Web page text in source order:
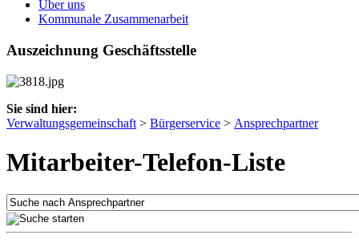
Über uns
Kommunale Zusammenarbeit
Auszeichnung Geschäftsstelle
Sie sind hier:
Verwaltungsgemeinschaft > Bürgerservice > Ansprechpartner
Mitarbeiter-Telefon-Liste